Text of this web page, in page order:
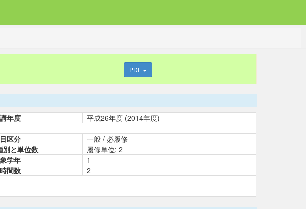
PDF
年度
平成26年度 (2014年度)
区分
一般 / 必履修
別と単位数
履修単位: 2
学年
1
間数
2